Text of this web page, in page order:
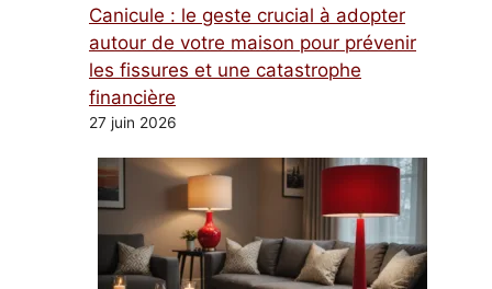
Canicule : le geste crucial à adopter
autour de votre maison pour prévenir
les fissures et une catastrophe
financière
27 juin 2026